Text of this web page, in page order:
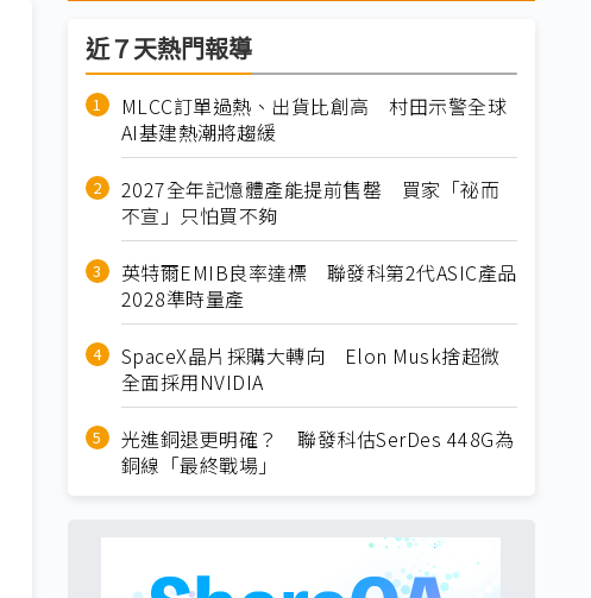
近７天熱門報導
MLCC訂單過熱、出貨比創高 村田示警全球
AI基建熱潮將趨緩
2027全年記憶體產能提前售罄 買家「祕而
不宣」只怕買不夠
英特爾EMIB良率達標 聯發科第2代ASIC產品
2028準時量產
SpaceX晶片採購大轉向 Elon Musk捨超微
全面採用NVIDIA
光進銅退更明確？ 聯發科估SerDes 448G為
銅線「最終戰場」